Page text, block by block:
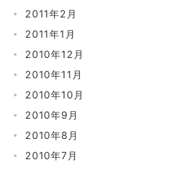
2011年2月
2011年1月
2010年12月
2010年11月
2010年10月
2010年9月
2010年8月
2010年7月